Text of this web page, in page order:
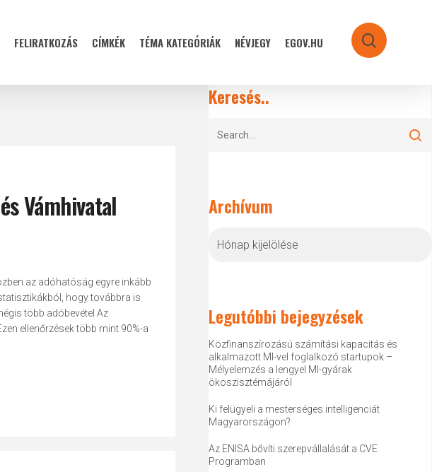
FELIRATKOZÁS CÍMKÉK TÉMA KATEGÓRIÁK NÉVJEGY EGOV.HU search
Vámhivatal
az adóhatóság egyre inkább
hogy továbbra is
több adóbevétel Az
ellenőrzések több mint 90%-a
Keresés..
Archívum
Legutóbbi bejegyzések
Közfinanszírozású számítási kapacitás és
alkalmazott MI-vel foglalkozó startupok –
Mélyelemzés a lengyel MI-gyárak
ökoszisztémájáról
Ki felügyeli a mesterséges intelligenciát
Magyarországon?
Az ENISA bővíti szerepvállalását a CVE
Programban